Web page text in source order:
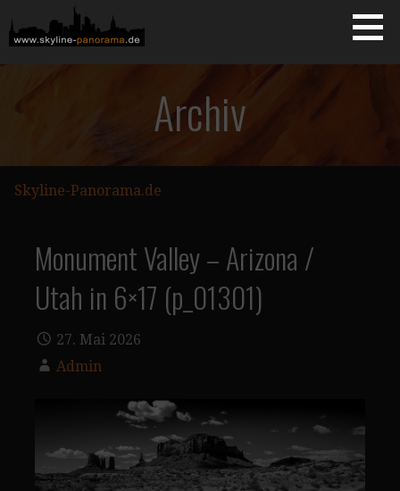
Inhalt
springen
SKYLINE-PANORAMA.DE
Archiv
Skyline-Panorama.de
Monument Valley – Arizona /
Utah in 6×17 (p_01301)
27. Mai 2026
Admin